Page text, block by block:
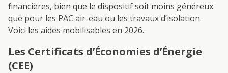
financières, bien que le dispositif soit moins généreux
que pour les PAC air-eau ou les travaux d’isolation.
Voici les aides mobilisables en 2026.
Les Certificats d’Économies d’Énergie
(CEE)